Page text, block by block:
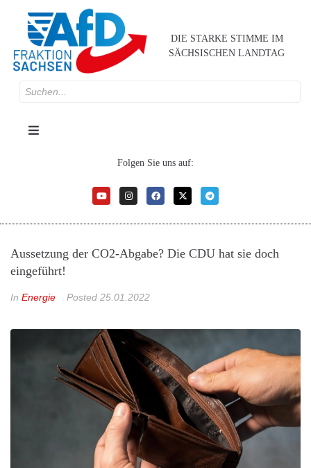
DIE STARKE STIMME IM
SÄCHSISCHEN LANDTAG
Folgen Sie uns auf:
Aussetzung der CO2-Abgabe? Die CDU hat sie doch
eingeführt!
In Energie Posted 25.01.2022